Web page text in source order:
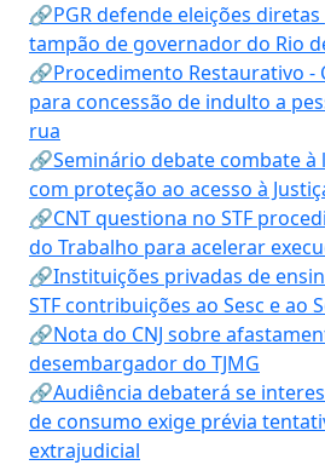
🔗PGR defende eleições
tampão de governador do Rio
🔗Procedimento Restaurativo -
para concessão de indulto a
rua
🔗Seminário debate combate à
com proteção ao acesso à
🔗CNT questiona no STF
do Trabalho para acelerar
🔗Instituições privadas de
STF contribuições ao Sesc e ao
🔗Nota do CNJ sobre
desembargador do TJMG
🔗Audiência debaterá se
de consumo exige prévia
extrajudicial